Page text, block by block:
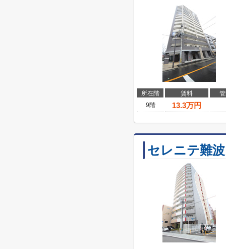
所在階 賃料
9階
13.3万円
セレニテ難